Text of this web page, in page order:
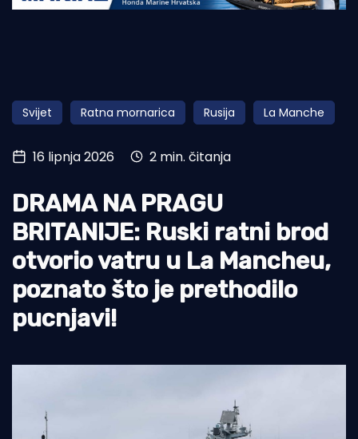
Obala
Otoci
Turizam i nautika
Pomorstvo
Ribolov
Ekologija
Tradicija i kultura
Svijet Ratna mornarica Rusija La Manche
16 lipnja 2026 2 min. čitanja
DRAMA NA PRAGU
BRITANIJE: Ruski ratni brod
otvorio vatru u La Mancheu,
poznato što je prethodilo
pucnjavi!